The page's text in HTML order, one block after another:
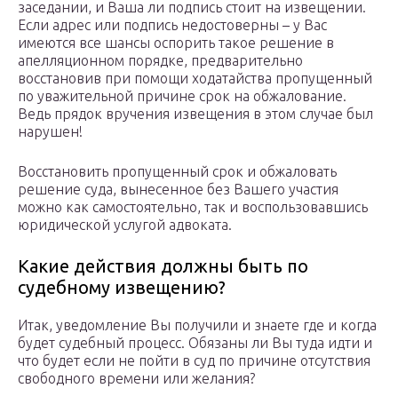
заседании, и Ваша ли подпись стоит на извещении.
Если адрес или подпись недостоверны – у Вас
имеются все шансы оспорить такое решение в
апелляционном порядке, предварительно
восстановив при помощи ходатайства пропущенный
по уважительной причине срок на обжалование.
Ведь прядок вручения извещения в этом случае был
нарушен!
Восстановить пропущенный срок и обжаловать
решение суда, вынесенное без Вашего участия
можно как самостоятельно, так и воспользовавшись
юридической услугой адвоката.
Какие действия должны быть по
судебному извещению?
Итак, уведомление Вы получили и знаете где и когда
будет судебный процесс. Обязаны ли Вы туда идти и
что будет если не пойти в суд по причине отсутствия
свободного времени или желания?